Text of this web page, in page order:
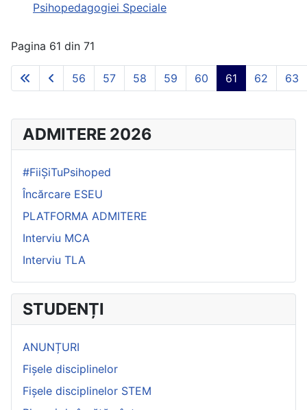
Psihopedagogiei Speciale
Pagina 61 din 71
56 57 58 59 60 61 62 63
ADMITERE 2026
#FiiȘiTuPsihoped
Încărcare ESEU
PLATFORMA ADMITERE
Interviu MCA
Interviu TLA
STUDENȚI
ANUNȚURI
Fișele disciplinelor
Fișele disciplinelor STEM